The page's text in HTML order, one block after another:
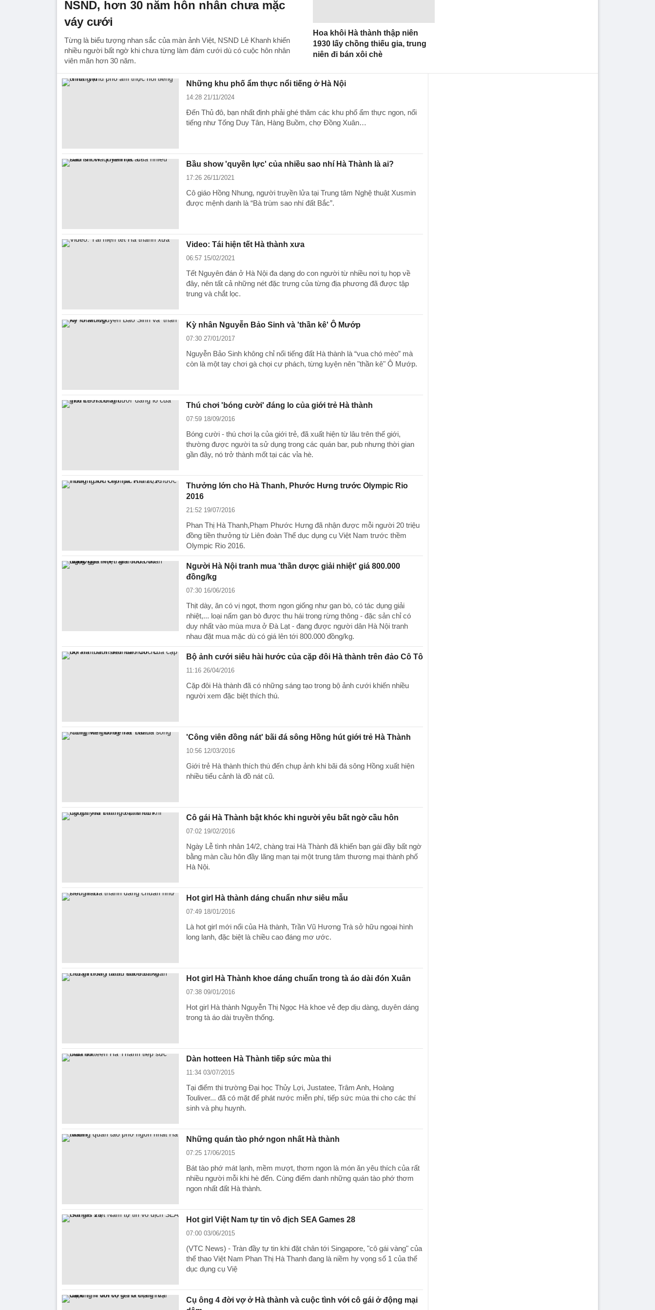
NSND, hơn 30 năm hôn nhân chưa mặc
váy cưới
Từng là biểu tượng nhan sắc của màn ảnh Việt, NSND Lê Khanh khiến
nhiều người bất ngờ khi chưa từng làm đám cưới dù có cuộc hôn nhân
viên mãn hơn 30 năm.
Hoa khôi Hà thành thập niên
1930 lấy chồng thiếu gia, trung
niên đi bán xôi chè
Những khu phố ẩm thực nổi tiếng ở Hà Nội
14:28 21/11/2024
Đến Thủ đô, bạn nhất định phải ghé thăm các khu phố ẩm thực ngon, nổi
tiếng như Tống Duy Tân, Hàng Buồm, chợ Đồng Xuân…
Bầu show 'quyền lực' của nhiều sao nhí Hà Thành là ai?
17:26 26/11/2021
Cô giáo Hồng Nhung, người truyền lửa tại Trung tâm Nghệ thuật Xusmin
được mệnh danh là “Bà trùm sao nhí đất Bắc”.
Video: Tái hiện tết Hà thành xưa
06:57 15/02/2021
Tết Nguyên đán ở Hà Nội đa dạng do con người từ nhiều nơi tụ họp về
đây, nên tất cả những nét đặc trưng của từng địa phương đã được tập
trung và chắt lọc.
Kỳ nhân Nguyễn Bảo Sinh và 'thần kê' Ô Mướp
07:30 27/01/2017
Nguyễn Bảo Sinh không chỉ nổi tiếng đất Hà thành là “vua chó mèo” mà
còn là một tay chơi gà chọi cự phách, từng luyện nên "thần kê" Ô Mướp.
Thú chơi 'bóng cười' đáng lo của giới trẻ Hà thành
07:59 18/09/2016
Bóng cười - thú chơi lạ của giới trẻ, đã xuất hiện từ lâu trên thế giới,
thường được người ta sử dụng trong các quán bar, pub nhưng thời gian
gần đây, nó trở thành mốt tại các vỉa hè.
Thưởng lớn cho Hà Thanh, Phước Hưng trước Olympic Rio
2016
21:52 19/07/2016
Phan Thị Hà Thanh,Phạm Phước Hưng đã nhận được mỗi người 20 triệu
đồng tiền thưởng từ Liên đoàn Thể dục dụng cụ Việt Nam trước thềm
Olympic Rio 2016.
Người Hà Nội tranh mua 'thần dược giải nhiệt' giá 800.000
đồng/kg
07:30 16/06/2016
Thịt dày, ăn có vị ngọt, thơm ngon giống như gan bò, có tác dụng giải
nhiệt,... loại nấm gan bò được thu hái trong rừng thông - đặc sản chỉ có
duy nhất vào mùa mưa ở Đà Lạt - đang được người dân Hà Nội tranh
nhau đặt mua mặc dù có giá lên tới 800.000 đồng/kg.
Bộ ảnh cưới siêu hài hước của cặp đôi Hà thành trên đảo Cô Tô
11:16 26/04/2016
Cặp đôi Hà thành đã có những sáng tạo trong bộ ảnh cưới khiến nhiều
người xem đặc biệt thích thú.
'Công viên đồng nát' bãi đá sông Hồng hút giới trẻ Hà Thành
10:56 12/03/2016
Giới trẻ Hà thành thích thú đến chụp ảnh khi bãi đá sông Hồng xuất hiện
nhiều tiểu cảnh là đồ nát cũ.
Cô gái Hà Thành bật khóc khi người yêu bất ngờ cầu hôn
07:02 19/02/2016
Ngày Lễ tình nhân 14/2, chàng trai Hà Thành đã khiến bạn gái đầy bất ngờ
bằng màn cầu hôn đầy lãng mạn tại một trung tâm thương mại thành phố
Hà Nội.
Hot girl Hà thành dáng chuẩn như siêu mẫu
07:49 18/01/2016
Là hot girl mới nổi của Hà thành, Trần Vũ Hương Trà sở hữu ngoại hình
long lanh, đặc biệt là chiều cao đáng mơ ước.
Hot girl Hà Thành khoe dáng chuẩn trong tà áo dài đón Xuân
07:38 09/01/2016
Hot girl Hà thành Nguyễn Thị Ngọc Hà khoe vẻ đẹp dịu dàng, duyên dáng
trong tà áo dài truyền thống.
Dàn hotteen Hà Thành tiếp sức mùa thi
11:34 03/07/2015
Tại điểm thi trường Đại học Thủy Lợi, Justatee, Trâm Anh, Hoàng
Touliver... đã có mặt để phát nước miễn phí, tiếp sức mùa thi cho các thí
sinh và phụ huynh.
Những quán tào phớ ngon nhất Hà thành
07:25 17/06/2015
Bát tào phớ mát lạnh, mềm mượt, thơm ngon là món ăn yêu thích của rất
nhiều người mỗi khi hè đến. Cùng điểm danh những quán tào phớ thơm
ngon nhất đất Hà thành.
Hot girl Việt Nam tự tin vô địch SEA Games 28
07:00 03/06/2015
(VTC News) - Tràn đầy tự tin khi đặt chân tới Singapore, "cô gái vàng" của
thể thao Việt Nam Phan Thị Hà Thanh đang là niềm hy vọng số 1 của thể
dục dụng cụ Việ
Cụ ông 4 đời vợ ở Hà thành và cuộc tình với cô gái ở động mại